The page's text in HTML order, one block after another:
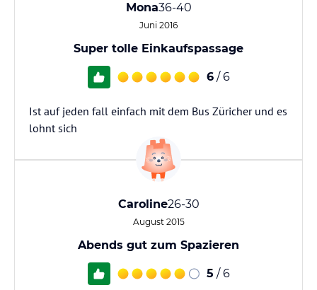
Mona36-40
Juni 2016
Super tolle Einkaufspassage
6 / 6
Ist auf jeden fall einfach mit dem Bus Züricher und es
lohnt sich
Caroline26-30
August 2015
Abends gut zum Spazieren
5 / 6